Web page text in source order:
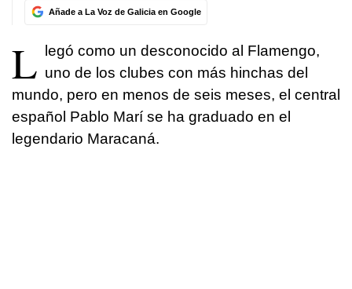
Añade a La Voz de Galicia en Google
L legó como un desconocido al Flamengo,
uno de los clubes con más hinchas del
mundo, pero en menos de seis meses, el central
español Pablo Marí se ha graduado en el
legendario Maracaná.